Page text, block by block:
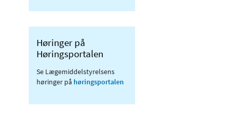
Høringer på
Høringsportalen
Se Lægemiddelstyrelsens
høringer på høringsportalen